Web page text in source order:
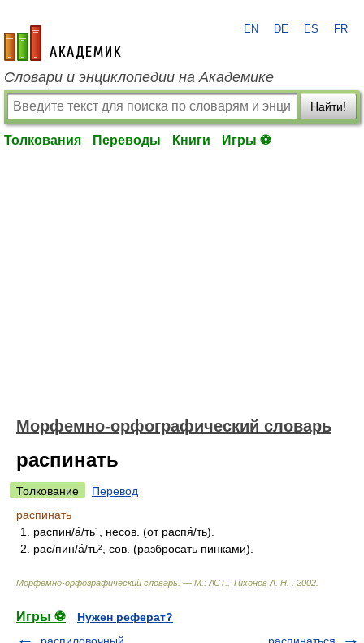
academic.ru
EN DE ES FR
Словари и энциклопедии на Академике
Найти!
Толкования Переводы Книги Игры ⚽
Морфемно-орфографический словарь
распинать
Толкование
Перевод
распинать
1. распин/а́/ть¹, несов. (от распя́/ть).
2. рас/пин/а́/ть², сов. (разбросать пинками).
Морфемно-орфографический словарь. — М.: АСТ. Тихонов А. Н. 2002
Игры ⚽
Нужен реферат?